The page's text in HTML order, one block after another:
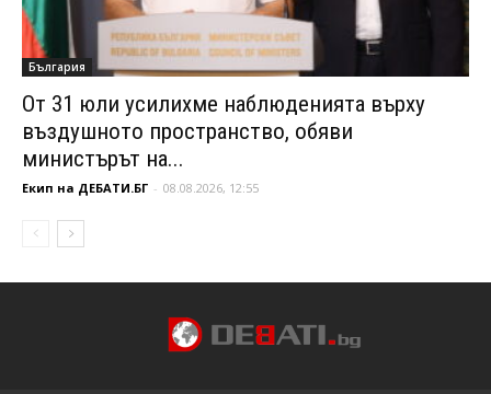
България
От 31 юли усилихме наблюденията върху
въздушното пространство, обяви
министърът на...
Екип на ДЕБАТИ.БГ - 08.08.2026, 12:55